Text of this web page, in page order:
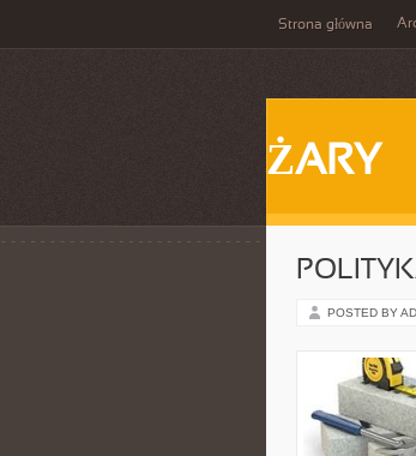
Strona główna
ŻARY
POSTED BY